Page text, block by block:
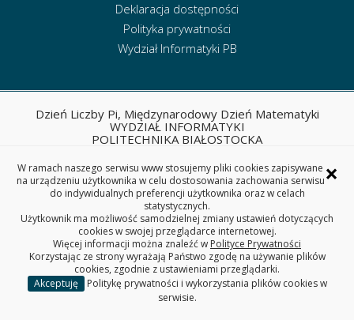
Deklaracja dostępności
Polityka prywatności
Wydział Informatyki PB
Dzień Liczby Pi, Międzynarodowy Dzień Matematyki
WYDZIAŁ INFORMATYKI
POLITECHNIKA BIAŁOSTOCKA
ul. Wiejska 45A, 15-351 Białystok
Copyright © 2026 Politechnika Białostocka
×
W ramach naszego serwisu www stosujemy pliki cookies zapisywane
na urządzeniu użytkownika w celu dostosowania zachowania serwisu
do indywidualnych preferencji użytkownika oraz w celach
statystycznych.
Użytkownik ma możliwość samodzielnej zmiany ustawień dotyczących
cookies w swojej przeglądarce internetowej.
Więcej informacji można znaleźć w Polityce Prywatności
Korzystając ze strony wyrażają Państwo zgodę na używanie plików
cookies, zgodnie z ustawieniami przeglądarki.
Akceptuję
Politykę prywatności i wykorzystania plików cookies w
serwisie.